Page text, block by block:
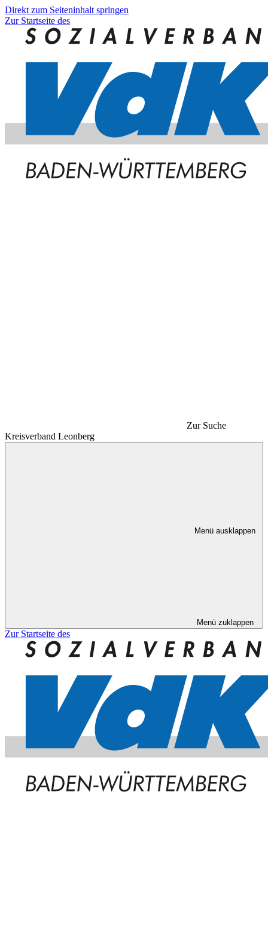
Direkt zum Seiteninhalt springen
Zur Startseite des
Zur Suche
Kreisverband Leonberg
Menü ausklappen
Menü zuklappen
Zur Startseite des